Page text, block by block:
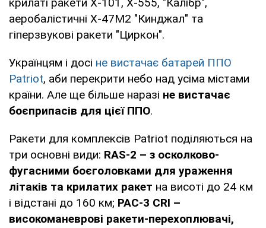
аеробалістичні Х-47М2 "Кинджал" та
гіперзвукові ракети "Циркон".
Українцям і досі не вистачає батарей ППО
Patriot, аби перекрити небо над усіма містами
країни. Але ще більше наразі не вистачає
боєприпасів для цієї ППО.
Ракети для комплексів Patriot поділяються на
три основні види: RAS-2 – з осколково-
фугасними боєголовками для ураження
літаків та крилатих ракет на висоті до 24 км
і відстані до 160 км; PAC-3 CRI –
високоманеврові ракети-перехоплювачі,